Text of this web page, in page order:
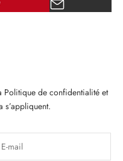
Politique de confidentialité et
s’appliquent.